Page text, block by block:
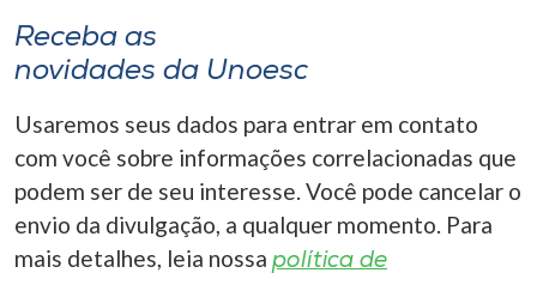
Receba as
novidades da Unoesc
Usaremos seus dados para entrar em contato
com você sobre informações correlacionadas que
podem ser de seu interesse. Você pode cancelar o
envio da divulgação, a qualquer momento. Para
mais detalhes, leia nossa política de